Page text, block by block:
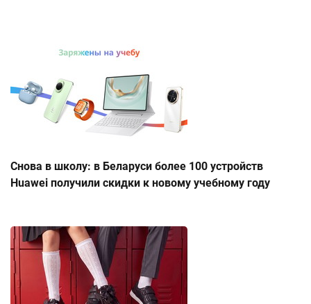
Снова в школу: в Беларуси более 100 устройств
Huawei получили скидки к новому учебному году